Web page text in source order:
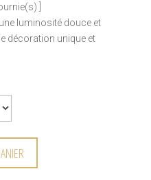
]
luminosité douce et
décoration unique et